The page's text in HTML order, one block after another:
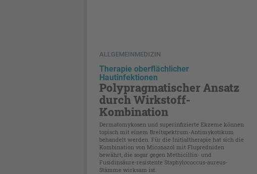
ALLGEMEINMEDIZIN
Therapie oberflächlicher
Hautinfektionen
Polypragmatischer Ansatz
durch Wirkstoff-
Kombination
Dermatomykosen und superinfizierte Ekzeme können
topisch mit einem Breitspektrum-Antimykotikum
behandelt werden. Für die Initialtherapie hat sich die
Kombination von Miconazol mit Flupredniden
bewährt, die sogar gegen Methicillin- und
Fusidinsäure-resistente Staphylococcus-aureus-
Stämme wirksam ist.